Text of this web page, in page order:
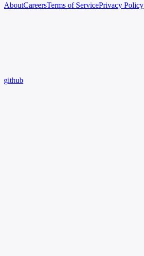
AboutCareersTerms of ServicePrivacy Policy
github